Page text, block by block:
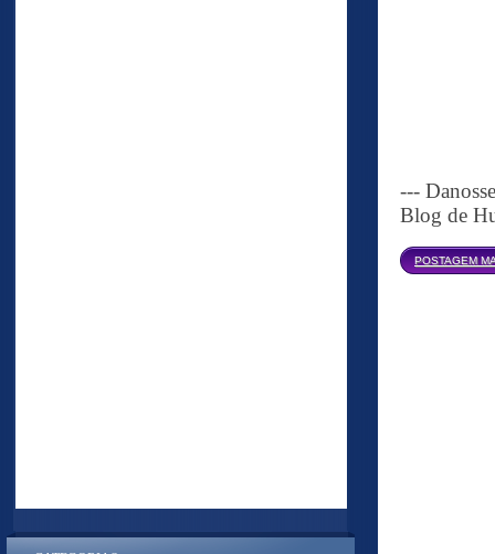
---
Blog de
POSTAGEM